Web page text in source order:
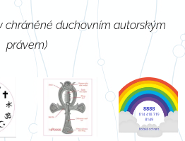
chráněné duchovním autorským
právem)